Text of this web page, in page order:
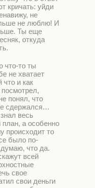
кричать: уйди
не
не люблю! И
Ты еще
откуда
что-то ты
не хватает
что и как
понял, что
сдержался…
весь
а особенно
происходит то
было по-
что да.
всей
свое
свои деньги